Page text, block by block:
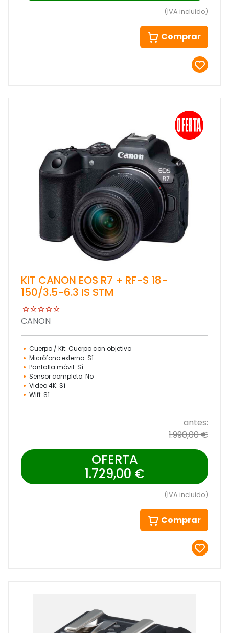
(IVA incluido)
Comprar
KIT CANON EOS R7 + RF-S 18-
150/3.5-6.3 IS STM
CANON
Cuerpo / Kit: Cuerpo con objetivo
Micrófono externo: Sí
Pantalla móvil: Sí
Sensor completo: No
Video 4K: Sí
Wifi: Sí
antes:
1.990,00 €
OFERTA
1.729,00 €
(IVA incluido)
Comprar